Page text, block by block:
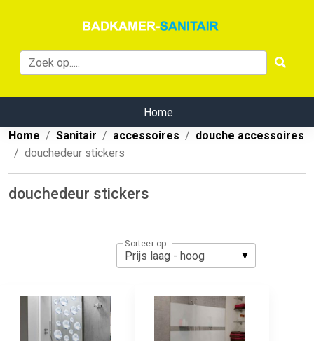
Home
Home
Sanitair accessoires
douche accessoires
douchedeur stickers
douchedeur stickers
Sorteer op: